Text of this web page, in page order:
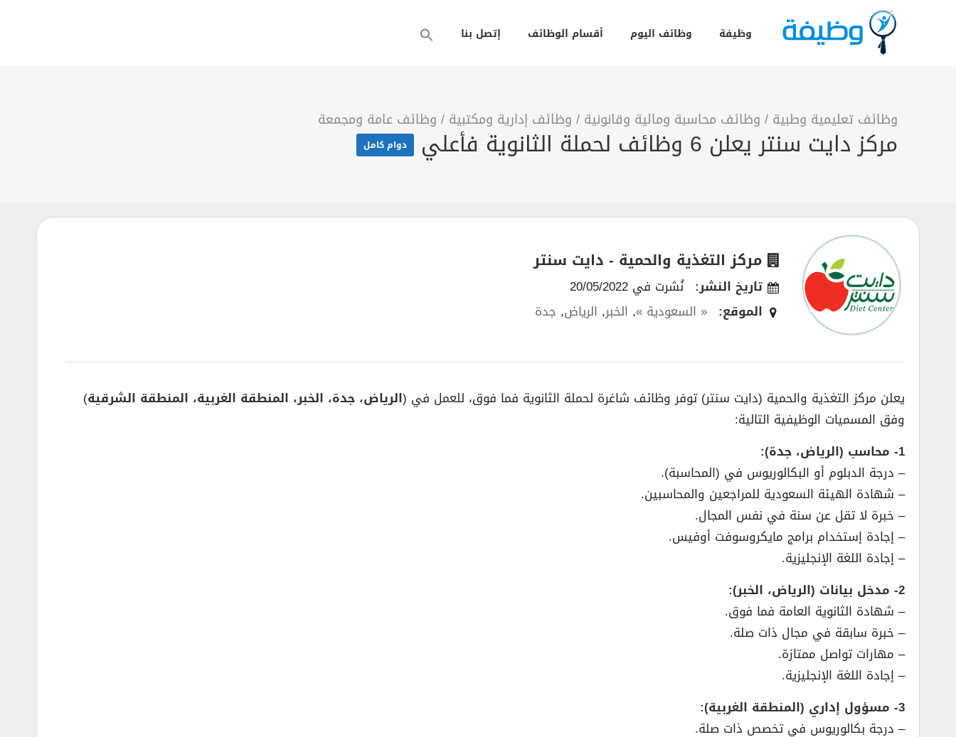
وظيفة وظائف اليوم أقسام الوظائف إتصل بنا
وظائف تعليمية وطبية / وظائف محاسبة ومالية وقانونية / وظائف إدارية ومكتبية / وظائف عامة ومجمعة
مركز دايت سنتر يعلن 6 وظائف لحملة الثانوية فأعلي دوام كامل
مركز التغذية والحمية - دايت سنتر
تاريخ النشر: نُشرت في 20/05/2022
الموقع: « السعودية », الخبر, الرياض, جدة
يعلن مركز التغذية والحمية (دايت سنتر) توفر وظائف شاغرة لحملة الثانوية فما فوق، للعمل في (الرياض، جدة، الخبر، المنطقة الغربية، المنطقة الشرقية)
وفق المسميات الوظيفية التالية:
1- محاسب (الرياض، جدة):
– درجة الدبلوم أو البكالوريوس في (المحاسبة).
– شهادة الهيئة السعودية للمراجعين والمحاسبين.
– خبرة لا تقل عن سنة في نفس المجال.
– إجادة إستخدام برامج مايكروسوفت أوفيس.
– إجادة اللغة الإنجليزية.
2- مدخل بيانات (الرياض، الخبر):
– شهادة الثانوية العامة فما فوق.
– خبرة سابقة في مجال ذات صلة.
– مهارات تواصل ممتازة.
– إجادة اللغة الإنجليزية.
3- مسؤول إداري (المنطقة الغربية):
– درجة بكالوريوس في تخصص ذات صلة.